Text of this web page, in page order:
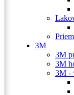
3M
3M
3M
3M -